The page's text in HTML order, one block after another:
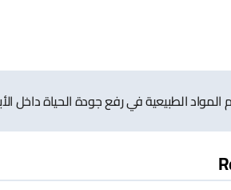
الطبيعية في رفع جودة الحياة داخل